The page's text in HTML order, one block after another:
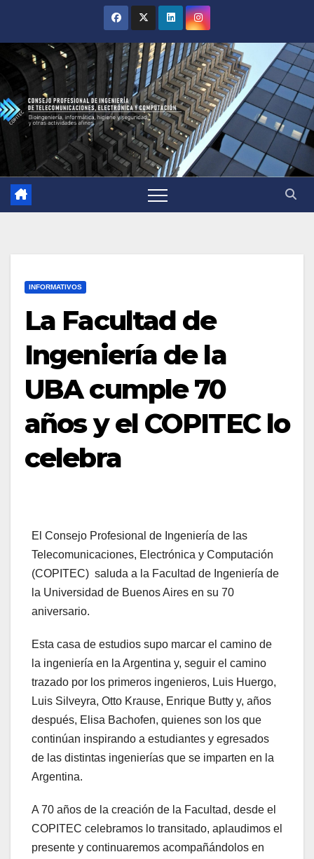
INFORMATIVOS
La Facultad de
Ingeniería de la
UBA cumple 70
años y el COPITEC lo
celebra
El Consejo Profesional de Ingeniería de las
Telecomunicaciones, Electrónica y Computación
(COPITEC) saluda a la Facultad de Ingeniería de
la Universidad de Buenos Aires en su 70
aniversario.
Esta casa de estudios supo marcar el camino de
la ingeniería en la Argentina y, seguir el camino
trazado por los primeros ingenieros, Luis Huergo,
Luis Silveyra, Otto Krause, Enrique Butty y, años
después, Elisa Bachofen, quienes son los que
continúan inspirando a estudiantes y egresados
de las distintas ingenierías que se imparten en la
Argentina.
A 70 años de la creación de la Facultad, desde el
COPITEC celebramos lo transitado, aplaudimos el
presente y continuaremos acompañándolos en